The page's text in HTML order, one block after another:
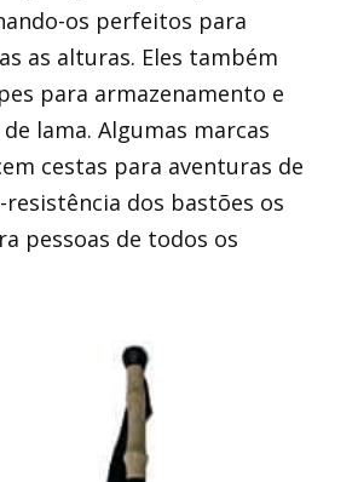
os perfeitos para
as alturas. Eles também
para armazenamento e
lama. Algumas marcas
cestas para aventuras de
dos bastões os
pessoas de todos os